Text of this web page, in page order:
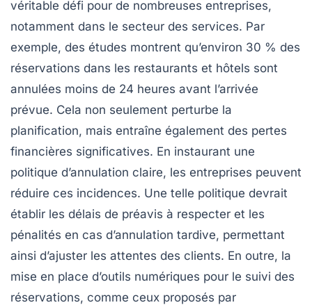
véritable défi pour de nombreuses entreprises,
notamment dans le secteur des services. Par
exemple, des études montrent qu’environ 30 % des
réservations dans les restaurants et hôtels sont
annulées moins de 24 heures avant l’arrivée
prévue. Cela non seulement perturbe la
planification, mais entraîne également des pertes
financières significatives. En instaurant une
politique d’annulation claire, les entreprises peuvent
réduire ces incidences. Une telle politique devrait
établir les délais de préavis à respecter et les
pénalités en cas d’annulation tardive, permettant
ainsi d’ajuster les attentes des clients. En outre, la
mise en place d’outils numériques pour le suivi des
réservations, comme ceux proposés par